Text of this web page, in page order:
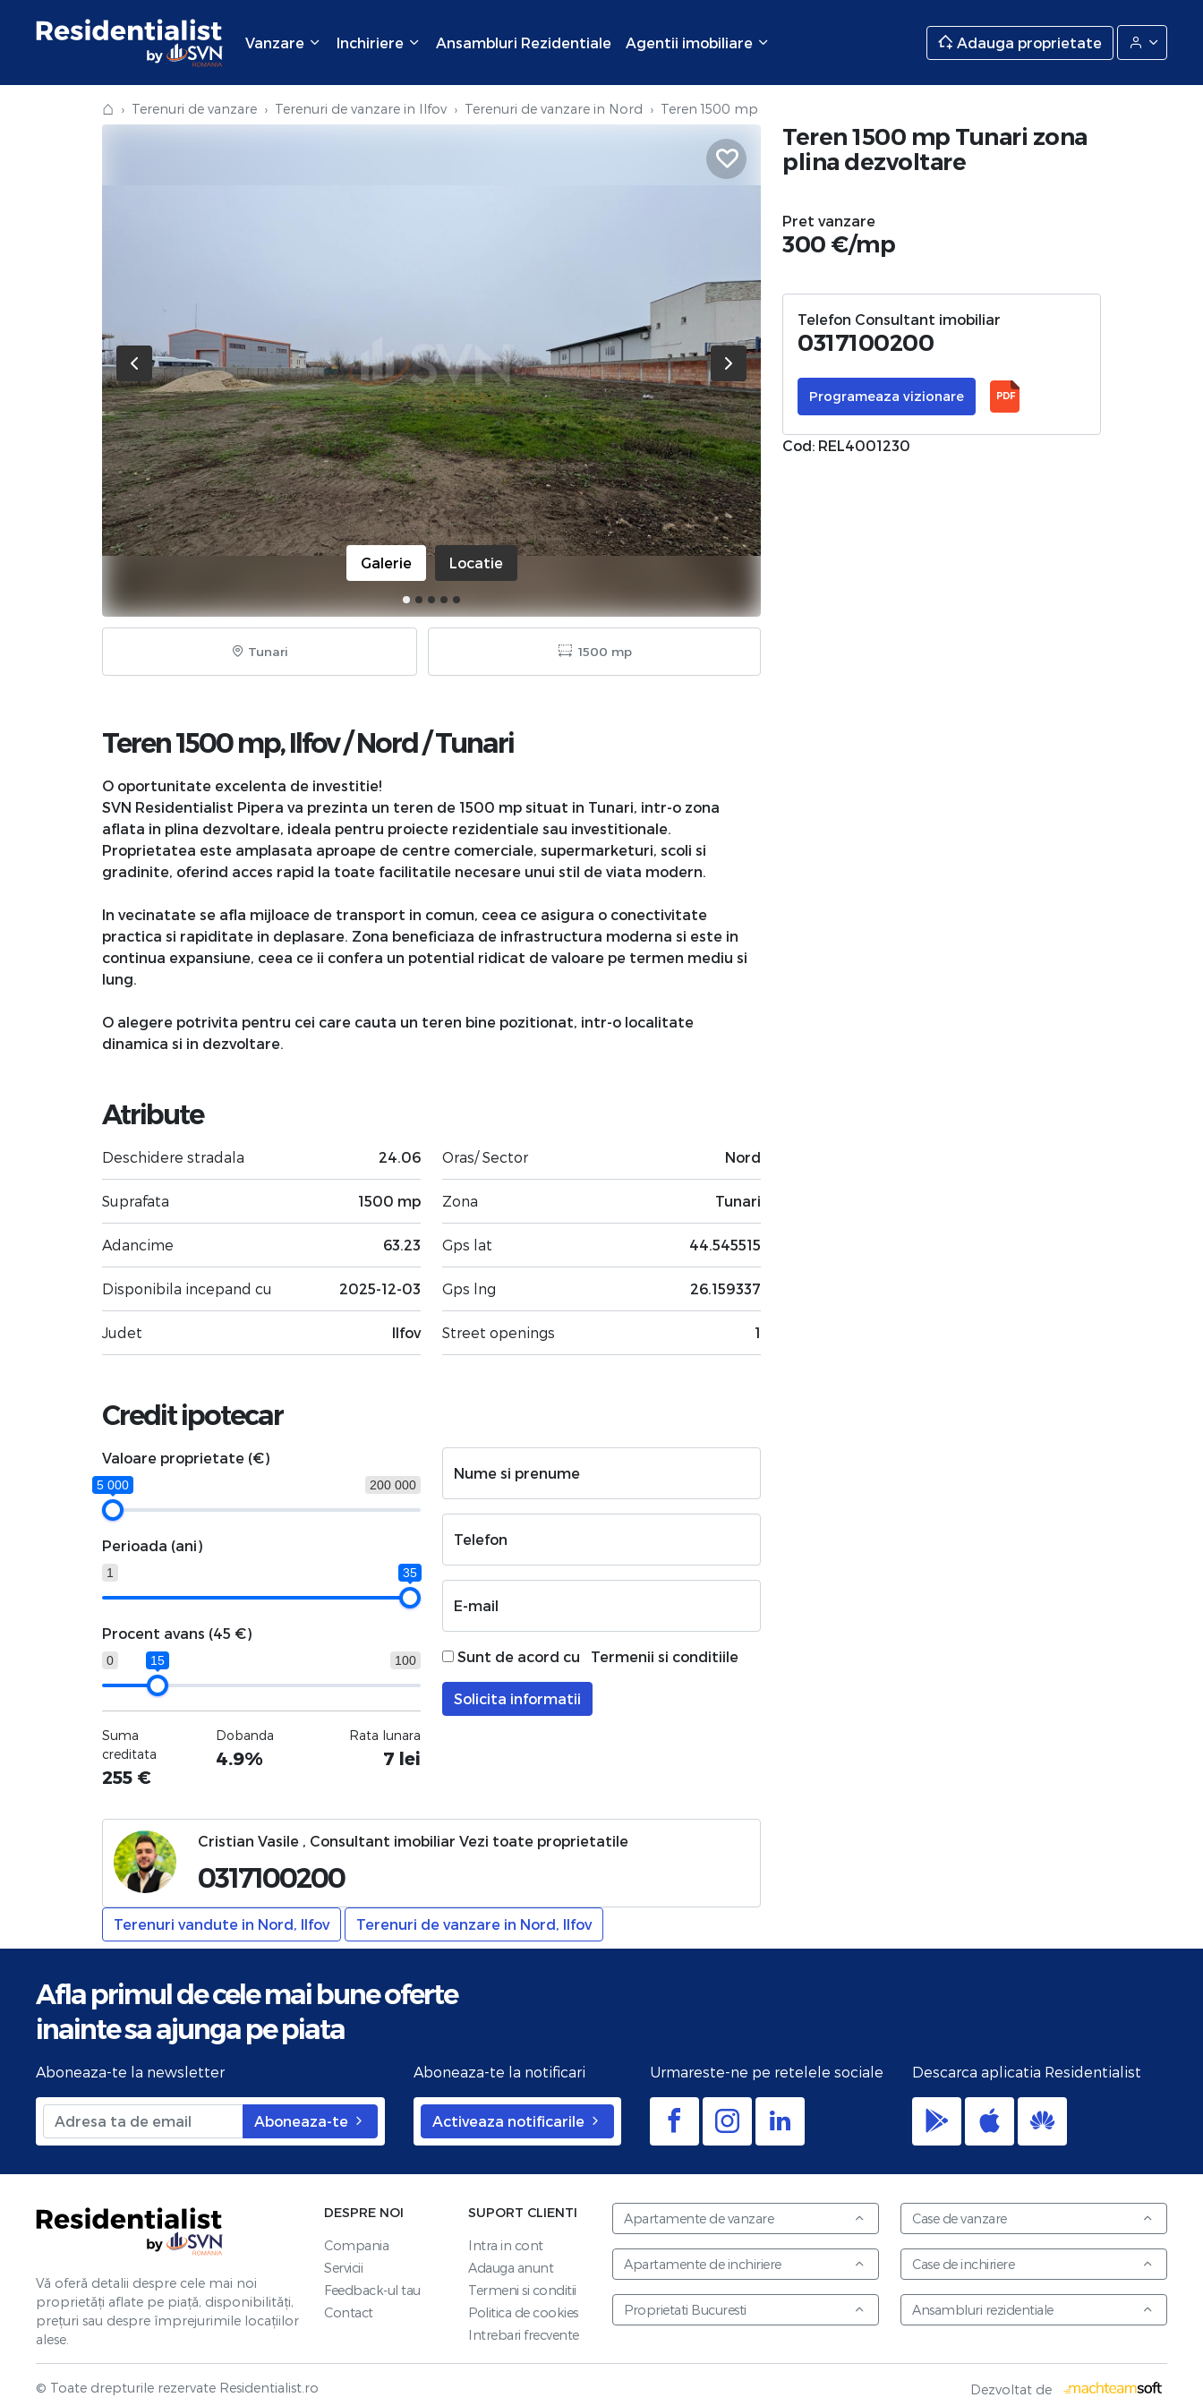
Vanzare Inchiriere Ansambluri Rezidentiale Agentii imobiliare Adauga proprietate
⌂ Terenuri de vanzare Terenuri de vanzare in Ilfov Terenuri de vanzare in Nord Teren 1500 mp
Galerie Locatie
Tunari 1500 mp
Teren 1500 mp,Ilfov/Nord/Tunari
O oportunitate excelenta de investitie!
SVN Residentialist Pipera va prezinta un teren de 1500 mp situat in Tunari, intr-o zona
aflata in plina dezvoltare, ideala pentru proiecte rezidentiale sau investitionale.
Proprietatea este amplasata aproape de centre comerciale, supermarketuri, scoli si
gradinite, oferind acces rapid la toate facilitatile necesare unui stil de viata modern.
In vecinatate se afla mijloace de transport in comun, ceea ce asigura o conectivitate
practica si rapiditate in deplasare. Zona beneficiaza de infrastructura moderna si este in
continua expansiune, ceea ce ii confera un potential ridicat de valoare pe termen mediu si
lung.
O alegere potrivita pentru cei care cauta un teren bine pozitionat, intr-o localitate
dinamica si in dezvoltare.
Atribute
Deschidere stradala 24.06
Suprafata 1500 mp
Adancime 63.23
Disponibila incepand cu 2025-12-03
Judet Ilfov
Oras/ Sector Nord
Zona Tunari
Gps lat 44.545515
Gps lng 26.159337
Street openings 1
Credit ipotecar
Valoare proprietate (€)
200 000
5 000
Perioada (ani)
1 35
Procent avans (45 €)
0 100
15
Suma
creditata
255 €
Dobanda
4.9%
Rata lunara
7 lei
Nume si prenume
Telefon
E-mail
Sunt de acord cu Termenii si conditiile
Solicita informatii
Cristian Vasile , Consultant imobiliar Vezi toate proprietatile
0317100200
Teren 1500 mp Tunari zona
plina dezvoltare
Pret vanzare
300 €/mp
Telefon Consultant imobiliar
0317100200
Programeaza vizionare PDF
Cod: REL4001230
Terenuri vandute in Nord, Ilfov Terenuri de vanzare in Nord, Ilfov
Afla primul de cele mai bune oferte
inainte sa ajunga pe piata
Aboneaza-te la newsletter
Aboneaza-te
Aboneaza-te la notificari
Activeaza notificarile
Urmareste-ne pe retelele sociale Descarca aplicatia Residentialist
Vă oferă detalii despre cele mai noi
proprietăți aflate pe piață, disponibilități,
prețuri sau despre împrejurimile locațiilor
alese.
DESPRE NOI
Compania
Servicii
Feedback-ul tau
Contact
SUPORT CLIENTI
Intra in cont
Adauga anunt
Termeni si conditii
Politica de cookies
Intrebari frecvente
Apartamente de vanzare
Apartamente de inchiriere
Proprietati Bucuresti
Case de vanzare
Case de inchiriere
Ansambluri rezidentiale
© Toate drepturile rezervate Residentialist.ro Dezvoltat de